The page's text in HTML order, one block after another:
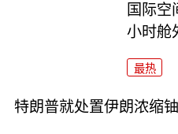
国际空
小时舱
最热
特朗普就处置伊朗浓缩